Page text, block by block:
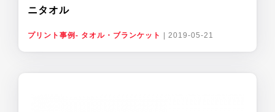
ニタオル
プリント事例- タオル・ブランケット 2019-05-21